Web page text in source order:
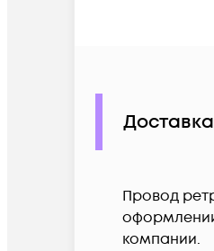
Доставка
Провод
компании.